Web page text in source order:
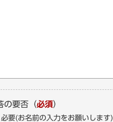
の要否 （必須）
必要(お名前の入力をお願いします)